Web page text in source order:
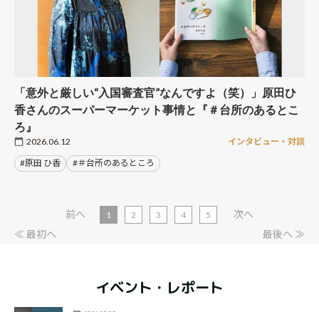
「意外と厳しい“入国審査官”なんですよ（笑）」原田ひ
香さんのスーパーマーケット事情と『＃台所のあるとこ
ろ』
2026.06.12 インタビュー・対談
#原田 ひ香 #＃台所のあるところ
≪ 最初へ
前へ 1 2 3 4 5
次へ
最後へ ≫
イベント・レポート